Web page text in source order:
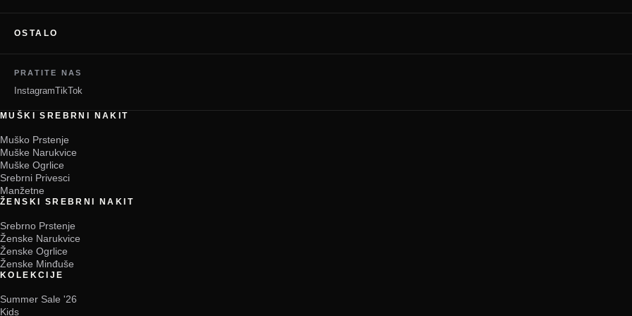
OSTALO
PRATITE NAS
InstagramTikTok
MUŠKI SREBRNI NAKIT
Muško Prstenje
Muške Narukvice
Muške Ogrlice
Srebrni Privesci
Manžetne
ŽENSKI SREBRNI NAKIT
Srebrno Prstenje
Ženske Narukvice
Ženske Ogrlice
Ženske Minđuše
KOLEKCIJE
Summer Sale '26
Kids